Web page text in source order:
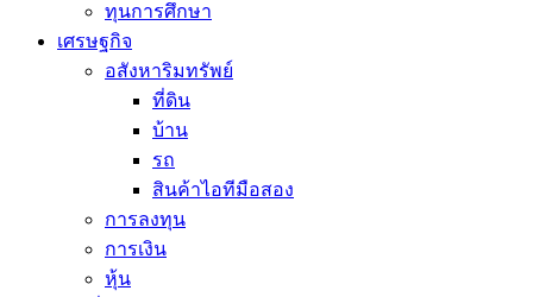
ทุนการศึกษา
เศรษฐกิจ
อสังหาริมทรัพย์
ที่ดิน
บ้าน
รถ
สินค้าไอทีมือสอง
การลงทุน
การเงิน
หุ้น